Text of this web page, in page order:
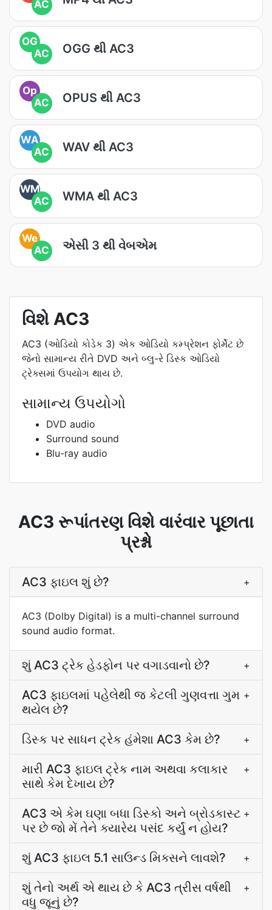
AC
OG
AC
OGG થી AC3
Op
AC
OPUS થી AC3
WA
AC
WAV થી AC3
WM
AC
WMA થી AC3
We
AC
એસી 3 થી વેબએમ
વિશે AC3
AC3 (ઓડિયો કોડેક 3) એક ઓડિયો કમ્પ્રેશન ફોર્મેટ છે
જેનો સામાન્ય રીતે DVD અને બ્લુ-રે ડિસ્ક ઓડિયો
ટ્રેક્સમાં ઉપયોગ થાય છે.
સામાન્ય ઉપયોગો
DVD audio
Surround sound
Blu-ray audio
AC3 રૂપાંતરણ વિશે વારંવાર પૂછાતા
પ્રશ્નો
AC3 ફાઇલ શું છે? +
AC3 (Dolby Digital) is a multi-channel surround
sound audio format.
શું AC3 ટ્રેક હેડફોન પર વગાડવાનો છે? +
AC3 ફાઇલમાં પહેલેથી જ કેટલી ગુણવત્તા ગુમ
થયેલ છે?
+
ડિસ્ક પર સાધન ટ્રેક હંમેશા AC3 કેમ છે? +
મારી AC3 ફાઇલ ટ્રેક નામ અથવા કલાકાર
સાથે કેમ દેખાય છે?
+
AC3 એ કેમ ઘણા બધા ડિસ્કો અને બ્રોડકાસ્ટ
પર છે જો મેં તેને ક્યારેય પસંદ કર્યું ન હોય?
+
શું AC3 ફાઇલ 5.1 સાઉન્ડ મિક્સને લાવશે? +
શું તેનો અર્થ એ થાય છે કે AC3 ત્રીસ વર્ષથી
વધુ જૂનું છે?
+